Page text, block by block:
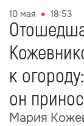
10 мая 18:53
к
он
Мария